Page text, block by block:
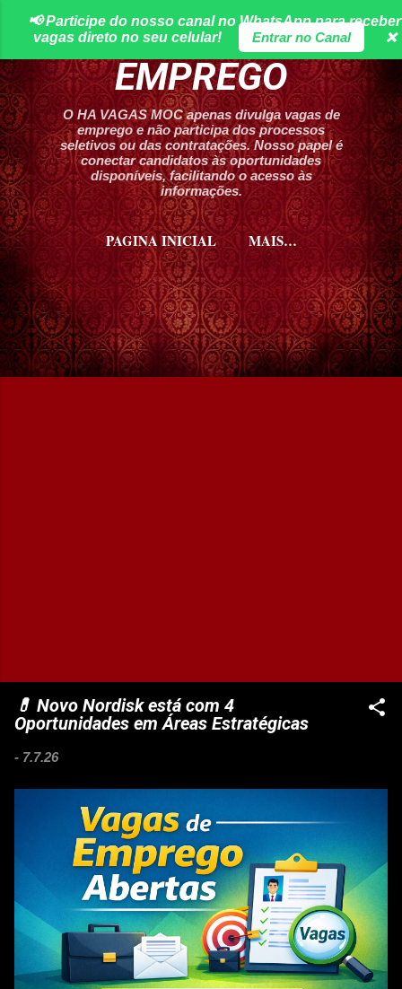
Pular para o conteúdo principal
HA VAGAS DE
EMPREGO
O HA VAGAS MOC apenas divulga vagas de
emprego e não participa dos processos
seletivos ou das contratações. Nosso papel é
conectar candidatos às oportunidades
disponíveis, facilitando o acesso às
informações.
📢 Participe do nosso canal no WhatsApp para receber
vagas direto no seu celular!
Entrar no Canal ❌
PAGINA INICIAL
MAIS…
CURSOS HA VAGAS MOC
💊 Novo Nordisk está com 4
Oportunidades em Áreas Estratégicas
- 7.7.26